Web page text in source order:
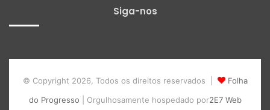
Siga-nos
© Copyright 2026, Todos os direitos reservados |
Folha
do Progresso | Orgulhosamente hospedado por2E7 Web